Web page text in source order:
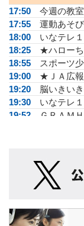
17:50
今週の教室
17:55
運動あそ
18:00
いなテレ１
18:25
★ハロー
18:55
スポーツ
19:00
★ＪＡ広
19:20
脳いきい
19:30
いなテレ１
19:52
ＧＲＡＭ
運動あそ
松尾アト
21:00
いなテレ
21:25
脳いきいき